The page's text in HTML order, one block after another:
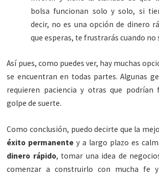
bolsa funcionan solo y solo, si
decir, no es una opción de dinero
que esperas, te frustrarás cuando no
Así pues, como puedes ver, hay muchas
se encuentran en todas partes. Algunas
requieren paciencia y otras que podrían
golpe de suerte.
Como conclusión, puedo decirte que la
éxito permanente y a largo plazo es
dinero rápido, tomar una idea de
comenzar a construirlo con mucha fe y